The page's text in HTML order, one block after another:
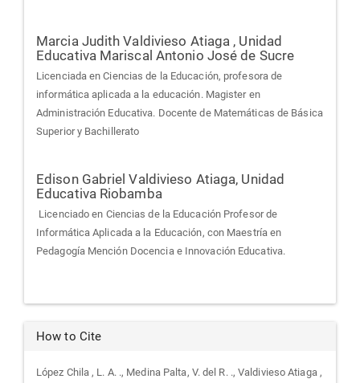
Marcia Judith Valdivieso Atiaga , Unidad
Educativa Mariscal Antonio José de Sucre
Licenciada en Ciencias de la Educación, profesora de
informática aplicada a la educación. Magister en
Administración Educativa. Docente de Matemáticas de Básica
Superior y Bachillerato
Edison Gabriel Valdivieso Atiaga, Unidad
Educativa Riobamba
Licenciado en Ciencias de la Educación Profesor de
Informática Aplicada a la Educación, con Maestría en
Pedagogía Mención Docencia e Innovación Educativa.
How to Cite
López Chila , L. A. ., Medina Palta, V. del R. ., Valdivieso Atiaga ,